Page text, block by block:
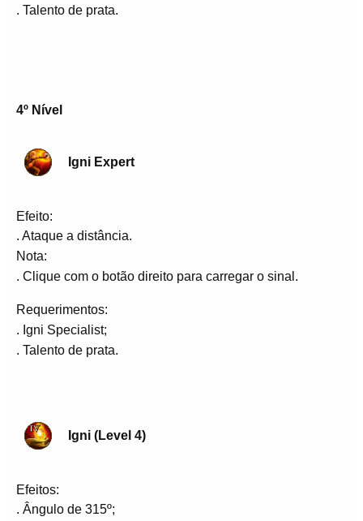
. Talento de prata.
4º Nível
Igni Expert
Efeito:
. Ataque a distância.
Nota:
. Clique com o botão direito para carregar o sinal.
Requerimentos:
. Igni Specialist;
. Talento de prata.
Igni (Level 4)
Efeitos:
. Ângulo de 315º;